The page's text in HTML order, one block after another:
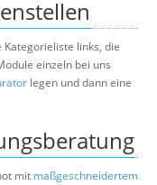
links, die
einzeln bei uns
legen und dann eine
mit maßgeschneidertem